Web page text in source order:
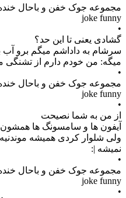
مجموعه جوک خفن و باحال خنده
joke funny
•
گشادی ﯾﻌﻨﯽ ﺗﺎ ﺍﯾﻦ ﺣﺪ؟
ﺳﺮﺷﺎﻡ ﺑﻪ ﺩﺍداﺷﻢ ﻣﯿﮕﻢ ﺑﺮﻭ ﺁﺏ
ﻣﯿﮕﻪ: ﻣﻦ ﺧﻮﺩﻡ ﺩﺍﺭﻡ ﺍﺯ
•
مجموعه جوک خفن و باحال خنده
joke funny
•
از من به شما نصیحت
آیفون ها و سامسونگ ها همشون
ولی شلوار کردی همیشه
نمیشه |:
•
مجموعه جوک خفن و باحال خنده
joke funny
•